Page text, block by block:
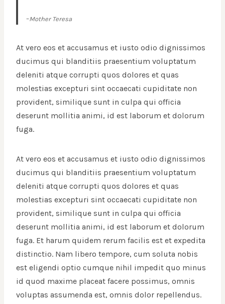
–Mother Teresa
At vero eos et accusamus et iusto odio dignissimos
ducimus qui blanditiis praesentium voluptatum
deleniti atque corrupti quos dolores et quas
molestias excepturi sint occaecati cupiditate non
provident, similique sunt in culpa qui officia
deserunt mollitia animi, id est laborum et dolorum
fuga.
At vero eos et accusamus et iusto odio dignissimos
ducimus qui blanditiis praesentium voluptatum
deleniti atque corrupti quos dolores et quas
molestias excepturi sint occaecati cupiditate non
provident, similique sunt in culpa qui officia
deserunt mollitia animi, id est laborum et dolorum
fuga. Et harum quidem rerum facilis est et expedita
distinctio. Nam libero tempore, cum soluta nobis
est eligendi optio cumque nihil impedit quo minus
id quod maxime placeat facere possimus, omnis
voluptas assumenda est, omnis dolor repellendus.